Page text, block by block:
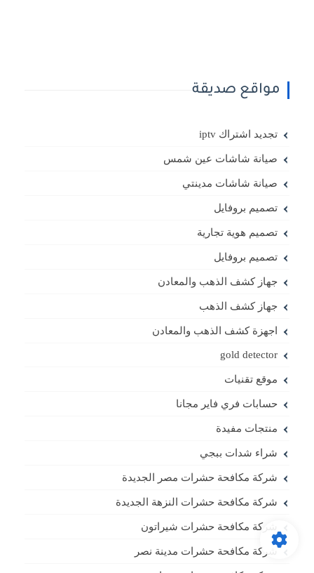
مواقع صديقة
تجديد اشتراك iptv
صيانة شاشات عين شمس
صيانة شاشات مدينتي
تصميم بروفايل
تصميم هوية تجارية
تصميم بروفايل
جهاز كشف الذهب والمعادن
جهاز كشف الذهب
اجهزة كشف الذهب والمعادن
gold detector
موقع تقنيات
حسابات فري فاير مجانا
منتجات مفيدة
شراء شدات ببجي
شركة مكافحة حشرات مصر الجديدة
شركة مكافحة حشرات النزهة الجديدة
شركة مكافحة حشرات شيراتون
شركة مكافحة حشرات مدينة نصر